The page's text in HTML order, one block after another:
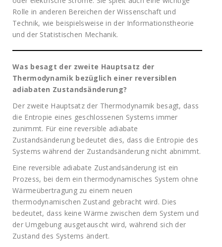
Rolle in anderen Bereichen der Wissenschaft und
Technik, wie beispielsweise in der Informationstheorie
und der Statistischen Mechanik.
Was besagt der zweite Hauptsatz der
Thermodynamik bezüglich einer reversiblen
adiabaten Zustandsänderung?
Der zweite Hauptsatz der Thermodynamik besagt, dass
die Entropie eines geschlossenen Systems immer
zunimmt. Für eine reversible adiabate
Zustandsänderung bedeutet dies, dass die Entropie des
Systems während der Zustandsänderung nicht abnimmt.
Eine reversible adiabate Zustandsänderung ist ein
Prozess, bei dem ein thermodynamisches System ohne
Wärmeübertragung zu einem neuen
thermodynamischen Zustand gebracht wird. Dies
bedeutet, dass keine Wärme zwischen dem System und
der Umgebung ausgetauscht wird, während sich der
Zustand des Systems ändert.